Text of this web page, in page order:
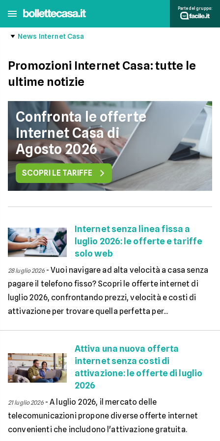
Parte del gruppo:
News Internet Casa
Promozioni Internet Casa: tutte le
ultime notizie
Confronta le offerte
Internet Casa di
Agosto 2026
SCOPRI LE TARIFFE
Internet senza linea fissa a
luglio 2026: le offerte e tariffe
solo web
28 luglio 2026-Vuoi navigare ad alta velocità a casa senza
pagare il telefono fisso? Scopri le offerte internet di
luglio 2026, confrontando prezzi, velocità e costi di
attivazione per trovare quella perfetta per...
Attiva una nuova offerta
internet senza costi di
attivazione: le offerte di luglio
2026
21 luglio 2026-A luglio 2026, il mercato delle
telecomunicazioni propone diverse offerte internet
convenienti che includono l'attivazione gratuita.